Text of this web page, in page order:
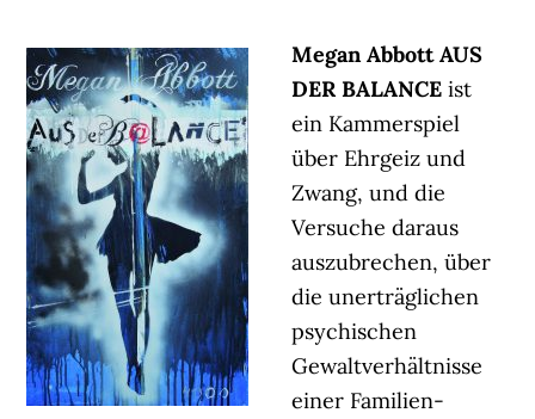
Megan Abbott AUS
DER BALANCE ist
ein Kammerspiel
über Ehrgeiz und
Zwang, und die
Versuche daraus
auszubrechen, über
die unerträglichen
psychischen
Gewaltverhältnisse
einer Familien-